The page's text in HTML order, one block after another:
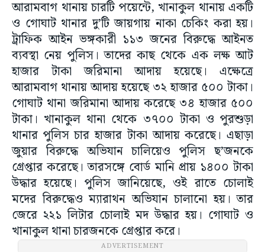
আরামবাগ থানায় চারটি পয়েন্টে, খানাকুল থানায় একটি
ও গোঘাট থানার দু’টি জায়গায় নাকা চেকিং করা হয়।
ট্রাফিক আইন ভঙ্গকারী ১১৩ জনের বিরুদ্ধে আইনত
ব্যবস্থা নেয় পুলিস। তাদের কাছ থেকে এক লক্ষ আট
হাজার টাকা জরিমানা আদায় হয়েছে। এক্ষেত্রে
আরামবাগ থানায় আদায় হয়েছে ৩২ হাজার ৫০০ টাকা।
গোঘাট থানা জরিমানা আদায় করেছে ৩৪ হাজার ৫০০
টাকা। খানাকুল থানা থেকে ৩৭০০ টাকা ও পুরশুড়া
থানার পুলিস চার হাজার টাকা আদায় করেছে। এছাড়া
জুয়ার বিরুদ্ধে অভিযান চালিয়েও পুলিস ছ’জনকে
গ্রেপ্তার করেছে। তারসঙ্গে বোর্ড মানি প্রায় ১৪০০ টাকা
উদ্ধার হয়েছে। পুলিস জানিয়েছে, ওই রাতে চোলাই
মদের বিরুদ্ধেও ম্যারাথন অভিযান চালানো হয়। তার
জেরে ২২১ লিটার চোলাই মদ উদ্ধার হয়। গোঘাট ও
খানাকুল থানা চারজনকে গ্রেপ্তার করে।
ADVERTISEMENT